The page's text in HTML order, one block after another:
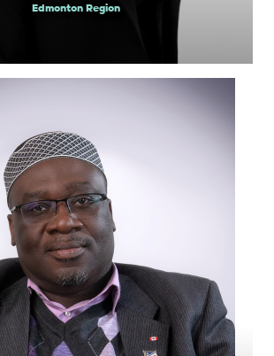
Edmonton Region